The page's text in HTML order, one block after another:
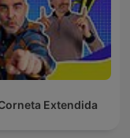
Extendida